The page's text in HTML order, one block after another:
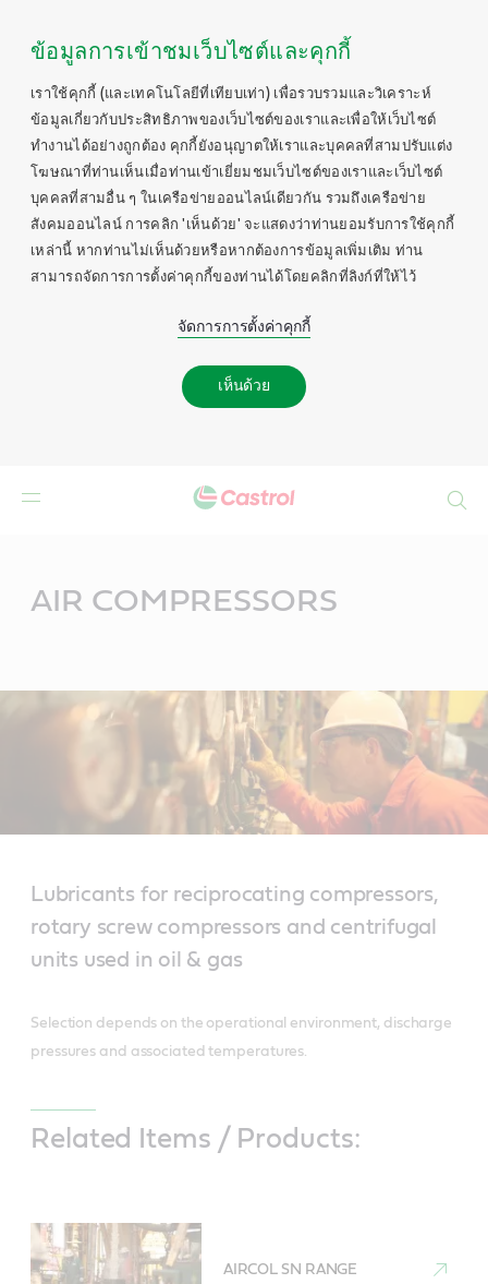
ข้อมูลการเข้าชมเว็บไซต์และคุกกี้
เราใช้คุกกี้ (และเทคโนโลยีที่เทียบเท่า) เพื่อรวบรวมและวิเคราะห์
ข้อมูลเกี่ยวกับประสิทธิภาพของเว็บไซต์ของเราและเพื่อให้เว็บไซต์
ทำงานได้อย่างถูกต้อง คุกกี้ยังอนุญาตให้เราและบุคคลที่สามปรับแต่ง
โฆษณาที่ท่านเห็นเมื่อท่านเข้าเยี่ยมชมเว็บไซต์ของเราและเว็บไซต์
บุคคลที่สามอื่น ๆ ในเครือข่ายออนไลน์เดียวกัน รวมถึงเครือข่าย
สังคมออนไลน์ การคลิก 'เห็นด้วย' จะแสดงว่าท่านยอมรับการใช้คุกกี้
เหล่านี้ หากท่านไม่เห็นด้วยหรือหากต้องการข้อมูลเพิ่มเติม ท่าน
สามารถจัดการการตั้งค่าคุกกี้ของท่านได้โดยคลิกที่ลิงก์ที่ให้ไว้
จัดการการตั้งค่าคุกกี้
เห็นด้วย
AIR COMPRESSORS
Lubricants for reciprocating compressors,
rotary screw compressors and centrifugal
units used in oil & gas
Selection depends on the operational environment, discharge
pressures and associated temperatures.
Related Items / Products:
AIRCOL SN RANGE